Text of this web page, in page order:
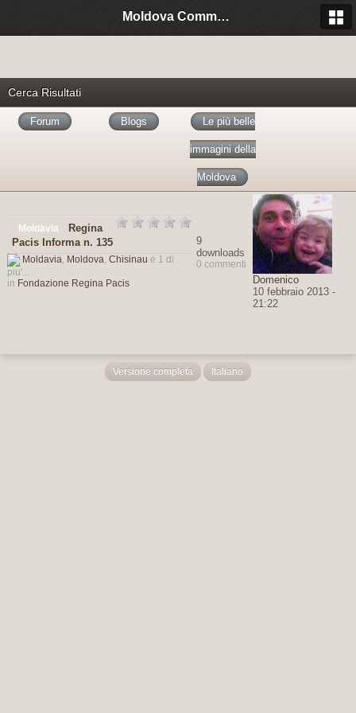
Moldova Community Italia
Cerca Risultati
Forum Blogs Le più belle
immagini della
Moldova
Moldavia
Regina
Pacis Informa n. 135
Moldavia Moldova Chisinau e 1 di
piu'...
in Fondazione Regina Pacis
9
downloads
0 commenti
Domenico
10 febbraio 2013 -
21:22
Versione completa Italiano